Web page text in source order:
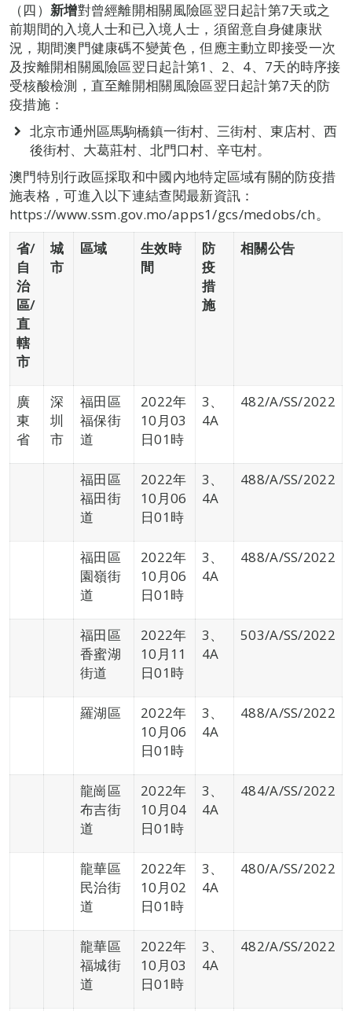
（四） 新增對曾經離開相關風險區翌日起計第7天或之
前期間的入境人士和已入境人士，須留意自身健康狀
況，期間澳門健康碼不變黃色，但應主動立即接受一次
及按離開相關風險區翌日起計第1、2、4、7天的時序接
受核酸檢測，直至離開相關風險區翌日起計第7天的防
疫措施：
北京市通州區馬駒橋鎮一街村、三街村、東店村、西
後街村、大葛莊村、北門口村、辛屯村。
澳門特別行政區採取和中國內地特定區域有關的防疫措
施表格，可進入以下連結查閱最新資訊：
https://www.ssm.gov.mo/apps1/gcs/medobs/ch。
省/
自
治
區/
直
轄
市
城
市
區域
生效時
間
防
疫
措
施
相關公告
廣
東
省
深
圳
市
福田區
福保街
道
2022年
10月03
日01時
3、
4A
482/A/SS/2022
福田區
福田街
道
2022年
10月06
日01時
3、
4A
488/A/SS/2022
福田區
園嶺街
道
2022年
10月06
日01時
3、
4A
488/A/SS/2022
福田區
香蜜湖
街道
2022年
10月11
日01時
3、
4A
503/A/SS/2022
羅湖區
2022年
10月06
日01時
3、
4A
488/A/SS/2022
龍崗區
布吉街
道
2022年
10月04
日01時
3、
4A
484/A/SS/2022
龍華區
民治街
道
2022年
10月02
日01時
3、
4A
480/A/SS/2022
龍華區
福城街
道
2022年
10月03
日01時
3、
4A
482/A/SS/2022